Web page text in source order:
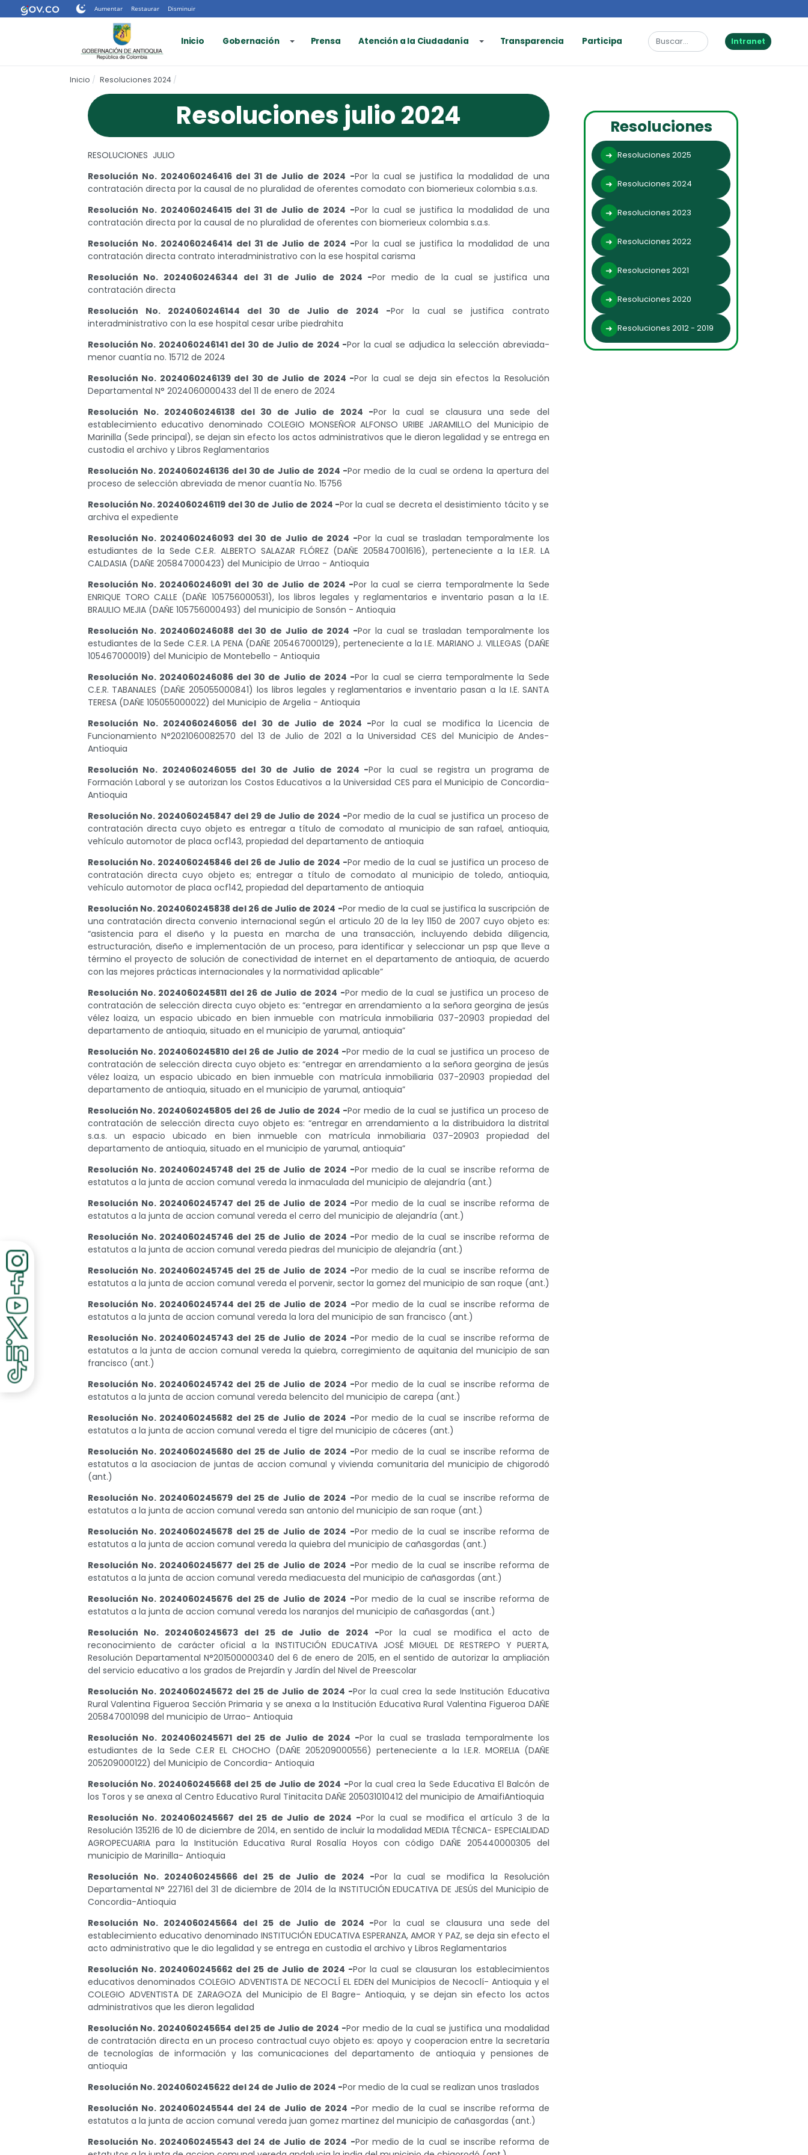
Nota:
este
Aumentar Restaurar Disminuir
Inicio Gobernación Prensa Atención a la Ciudadanía Transparencia Participa Intranet
Inicio Resoluciones 2024
Resoluciones julio 2024
RESOLUCIONES JULIO
Resolución No. 2024060246416 del 31 de Julio de 2024 -Por la cual se justifica la modalidad de una
contratación directa por la causal de no pluralidad de oferentes comodato con biomerieux colombia s.a.s.
Resolución No. 2024060246415 del 31 de Julio de 2024 -Por la cual se justifica la modalidad de una
contratación directa por la causal de no pluralidad de oferentes con biomerieux colombia s.a.s.
Resolución No. 2024060246414 del 31 de Julio de 2024 -Por la cual se justifica la modalidad de una
contratación directa contrato interadministrativo con la ese hospital carisma
Resolución No. 2024060246344 del 31 de Julio de 2024 -Por medio de la cual se justifica una
contratación directa
Resolución No. 2024060246144 del 30 de Julio de 2024 -Por la cual se justifica contrato
interadministrativo con la ese hospital cesar uribe piedrahita
Resolución No. 2024060246141 del 30 de Julio de 2024 -Por la cual se adjudica la selección abreviada-
menor cuantía no. 15712 de 2024
Resolución No. 2024060246139 del 30 de Julio de 2024 -Por la cual se deja sin efectos la Resolución
Departamental N° 2024060000433 del 11 de enero de 2024
Resolución No. 2024060246138 del 30 de Julio de 2024 -Por la cual se clausura una sede del
establecimiento educativo denominado COLEGIO MONSEÑOR ALFONSO URIBE JARAMILLO del Municipio de
Marinilla (Sede principal), se dejan sin efecto los actos administrativos que le dieron legalidad y se entrega en
custodia el archivo y Libros Reglamentarios
Resolución No. 2024060246136 del 30 de Julio de 2024 -Por medio de la cual se ordena la apertura del
proceso de selección abreviada de menor cuantía No. 15756
Resolución No. 2024060246119 del 30 de Julio de 2024 -Por la cual se decreta el desistimiento tácito y se
archiva el expediente
Resolución No. 2024060246093 del 30 de Julio de 2024 -Por la cual se trasladan temporalmente los
estudiantes de la Sede C.E.R. ALBERTO SALAZAR FLÓREZ (DAÑE 205847001616), perteneciente a la I.E.R. LA
CALDASIA (DAÑE 205847000423) del Municipio de Urrao - Antioquia
Resolución No. 2024060246091 del 30 de Julio de 2024 -Por la cual se cierra temporalmente la Sede
ENRIQUE TORO CALLE (DAÑE 105756000531), los libros legales y reglamentarios e inventario pasan a la I.E.
BRAULIO MEJIA (DAÑE 105756000493) del municipio de Sonsón - Antioquia
Resolución No. 2024060246088 del 30 de Julio de 2024 -Por la cual se trasladan temporalmente los
estudiantes de la Sede C.E.R. LA PENA (DAÑE 205467000129), perteneciente a la I.E. MARIANO J. VILLEGAS (DAÑE
105467000019) del Municipio de Montebello - Antioquia
Resolución No. 2024060246086 del 30 de Julio de 2024 -Por la cual se cierra temporalmente la Sede
C.E.R. TABANALES (DAÑE 205055000841) los libros legales y reglamentarios e inventario pasan a la I.E. SANTA
TERESA (DAÑE 105055000022) del Municipio de Argelia - Antioquia
Resolución No. 2024060246056 del 30 de Julio de 2024 -Por la cual se modifica la Licencia de
Funcionamiento N°2021060082570 del 13 de Julio de 2021 a la Universidad CES del Municipio de Andes-
Antioquia
Resolución No. 2024060246055 del 30 de Julio de 2024 -Por la cual se registra un programa de
Formación Laboral y se autorizan los Costos Educativos a la Universidad CES para el Municipio de Concordia-
Antioquia
Resolución No. 2024060245847 del 29 de Julio de 2024 -Por medio de la cual se justifica un proceso de
contratación directa cuyo objeto es entregar a título de comodato al municipio de san rafael, antioquia,
vehículo automotor de placa ocf143, propiedad del departamento de antioquia
Resolución No. 2024060245846 del 26 de Julio de 2024 -Por medio de la cual se justifica un proceso de
contratación directa cuyo objeto es; entregar a título de comodato al municipio de toledo, antioquia,
vehículo automotor de placa ocf142, propiedad del departamento de antioquia
Resolución No. 2024060245838 del 26 de Julio de 2024 -Por medio de la cual se justifica la suscripción de
una contratación directa convenio internacional según el articulo 20 de la ley 1150 de 2007 cuyo objeto es:
“asistencia para el diseño y la puesta en marcha de una transacción, incluyendo debida diligencia,
estructuración, diseño e implementación de un proceso, para identificar y seleccionar un psp que lleve a
término el proyecto de solución de conectividad de internet en el departamento de antioquia, de acuerdo
con las mejores prácticas internacionales y la normatividad aplicable”
Resolución No. 2024060245811 del 26 de Julio de 2024 -Por medio de la cual se justifica un proceso de
contratación de selección directa cuyo objeto es: “entregar en arrendamiento a la señora georgina de jesús
vélez loaiza, un espacio ubicado en bien inmueble con matrícula inmobiliaria 037-20903 propiedad del
departamento de antioquia, situado en el municipio de yarumal, antioquia”
Resolución No. 2024060245810 del 26 de Julio de 2024 -Por medio de la cual se justifica un proceso de
contratación de selección directa cuyo objeto es: “entregar en arrendamiento a la señora georgina de jesús
vélez loaiza, un espacio ubicado en bien inmueble con matrícula inmobiliaria 037-20903 propiedad del
departamento de antioquia, situado en el municipio de yarumal, antioquia”
Resolución No. 2024060245805 del 26 de Julio de 2024 -Por medio de la cual se justifica un proceso de
contratación de selección directa cuyo objeto es: “entregar en arrendamiento a la distribuidora la distrital
s.a.s. un espacio ubicado en bien inmueble con matrícula inmobiliaria 037-20903 propiedad del
departamento de antioquia, situado en el municipio de yarumal, antioquia”
Resolución No. 2024060245748 del 25 de Julio de 2024 -Por medio de la cual se inscribe reforma de
estatutos a la junta de accion comunal vereda la inmaculada del municipio de alejandría (ant.)
Resolución No. 2024060245747 del 25 de Julio de 2024 -Por medio de la cual se inscribe reforma de
estatutos a la junta de accion comunal vereda el cerro del municipio de alejandría (ant.)
Resolución No. 2024060245746 del 25 de Julio de 2024 -Por medio de la cual se inscribe reforma de
estatutos a la junta de accion comunal vereda piedras del municipio de alejandría (ant.)
Resolución No. 2024060245745 del 25 de Julio de 2024 -Por medio de la cual se inscribe reforma de
estatutos a la junta de accion comunal vereda el porvenir, sector la gomez del municipio de san roque (ant.)
Resolución No. 2024060245744 del 25 de Julio de 2024 -Por medio de la cual se inscribe reforma de
estatutos a la junta de accion comunal vereda la lora del municipio de san francisco (ant.)
Resolución No. 2024060245743 del 25 de Julio de 2024 -Por medio de la cual se inscribe reforma de
estatutos a la junta de accion comunal vereda la quiebra, corregimiento de aquitania del municipio de san
francisco (ant.)
Resolución No. 2024060245742 del 25 de Julio de 2024 -Por medio de la cual se inscribe reforma de
estatutos a la junta de accion comunal vereda belencito del municipio de carepa (ant.)
Resolución No. 2024060245682 del 25 de Julio de 2024 -Por medio de la cual se inscribe reforma de
estatutos a la junta de accion comunal vereda el tigre del municipio de cáceres (ant.)
Resolución No. 2024060245680 del 25 de Julio de 2024 -Por medio de la cual se inscribe reforma de
estatutos a la asociacion de juntas de accion comunal y vivienda comunitaria del municipio de chigorodó
(ant.)
Resolución No. 2024060245679 del 25 de Julio de 2024 -Por medio de la cual se inscribe reforma de
estatutos a la junta de accion comunal vereda san antonio del municipio de san roque (ant.)
Resolución No. 2024060245678 del 25 de Julio de 2024 -Por medio de la cual se inscribe reforma de
estatutos a la junta de accion comunal vereda la quiebra del municipio de cañasgordas (ant.)
Resolución No. 2024060245677 del 25 de Julio de 2024 -Por medio de la cual se inscribe reforma de
estatutos a la junta de accion comunal vereda mediacuesta del municipio de cañasgordas (ant.)
Resolución No. 2024060245676 del 25 de Julio de 2024 -Por medio de la cual se inscribe reforma de
estatutos a la junta de accion comunal vereda los naranjos del municipio de cañasgordas (ant.)
Resolución No. 2024060245673 del 25 de Julio de 2024 -Por la cual se modifica el acto de
reconocimiento de carácter oficial a la INSTITUCIÓN EDUCATIVA JOSÉ MIGUEL DE RESTREPO Y PUERTA,
Resolución Departamental N°201500000340 del 6 de enero de 2015, en el sentido de autorizar la ampliación
del servicio educativo a los grados de Prejardín y Jardín del Nivel de Preescolar
Resolución No. 2024060245672 del 25 de Julio de 2024 -Por la cual crea la sede Institución Educativa
Rural Valentina Figueroa Sección Primaria y se anexa a la Institución Educativa Rural Valentina Figueroa DAÑE
205847001098 del municipio de Urrao- Antioquia
Resolución No. 2024060245671 del 25 de Julio de 2024 -Por la cual se traslada temporalmente los
estudiantes de la Sede C.E.R EL CHOCHO (DAÑE 205209000556) perteneciente a la I.E.R. MORELIA (DAÑE
205209000122) del Municipio de Concordia- Antioquia
Resolución No. 2024060245668 del 25 de Julio de 2024 -Por la cual crea la Sede Educativa El Balcón de
los Toros y se anexa al Centro Educativo Rural Tinitacita DAÑE 205031010412 del municipio de AmaifiAntioquia
Resolución No. 2024060245667 del 25 de Julio de 2024 -Por la cual se modifica el artículo 3 de la
Resolución 135216 de 10 de diciembre de 2014, en sentido de incluir la modalidad MEDIA TÉCNICA- ESPECIALIDAD
AGROPECUARIA para la Institución Educativa Rural Rosalía Hoyos con código DAÑE 205440000305 del
municipio de Marinilla- Antioquia
Resolución No. 2024060245666 del 25 de Julio de 2024 -Por la cual se modifica la Resolución
Departamental N° 227161 del 31 de diciembre de 2014 de la INSTITUCIÓN EDUCATIVA DE JESÚS del Municipio de
Concordia-Antioquia
Resolución No. 2024060245664 del 25 de Julio de 2024 -Por la cual se clausura una sede del
establecimiento educativo denominado INSTITUCIÓN EDUCATIVA ESPERANZA, AMOR Y PAZ, se deja sin efecto el
acto administrativo que le dio legalidad y se entrega en custodia el archivo y Libros Reglamentarios
Resolución No. 2024060245662 del 25 de Julio de 2024 -Por la cual se clausuran los establecimientos
educativos denominados COLEGIO ADVENTISTA DE NECOCLÍ EL EDEN del Municipios de Necoclí- Antioquia y el
COLEGIO ADVENTISTA DE ZARAGOZA del Municipio de El Bagre- Antioquia, y se dejan sin efecto los actos
administrativos que les dieron legalidad
Resolución No. 2024060245654 del 25 de Julio de 2024 -Por medio de la cual se justifica una modalidad
de contratación directa en un proceso contractual cuyo objeto es: apoyo y cooperacion entre la secretaría
de tecnologías de información y las comunicaciones del departamento de antioquia y pensiones de
antioquia
Resolución No. 2024060245622 del 24 de Julio de 2024 -Por medio de la cual se realizan unos traslados
Resolución No. 2024060245544 del 24 de Julio de 2024 -Por medio de la cual se inscribe reforma de
estatutos a la junta de accion comunal vereda juan gomez martinez del municipio de cañasgordas (ant.)
Resolución No. 2024060245543 del 24 de Julio de 2024 -Por medio de la cual se inscribe reforma de
Resoluciones
Resoluciones 2025
Resoluciones 2024
Resoluciones 2023
Resoluciones 2022
Resoluciones 2021
Resoluciones 2020
Resoluciones 2012 - 2019